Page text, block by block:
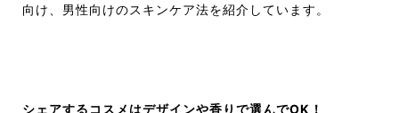
向け、男性向けのスキンケア法を紹介しています。
シェアするコスメはデザインや香りで選んでOK！